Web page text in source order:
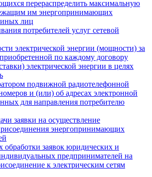
перераспределить максимальную
им энергопринимающих
иных лиц
потребителей услуг сетевой
электрической энергии (мощности) за
по каждому договору
электрической энергии в целях
подвижной радиотелефонной
и (или) об адресах электронной
для направления потребителю
заявки на осуществление
энергопринимающих
обработки заявок юридических и
предпринимателей на
к электрическим сетям